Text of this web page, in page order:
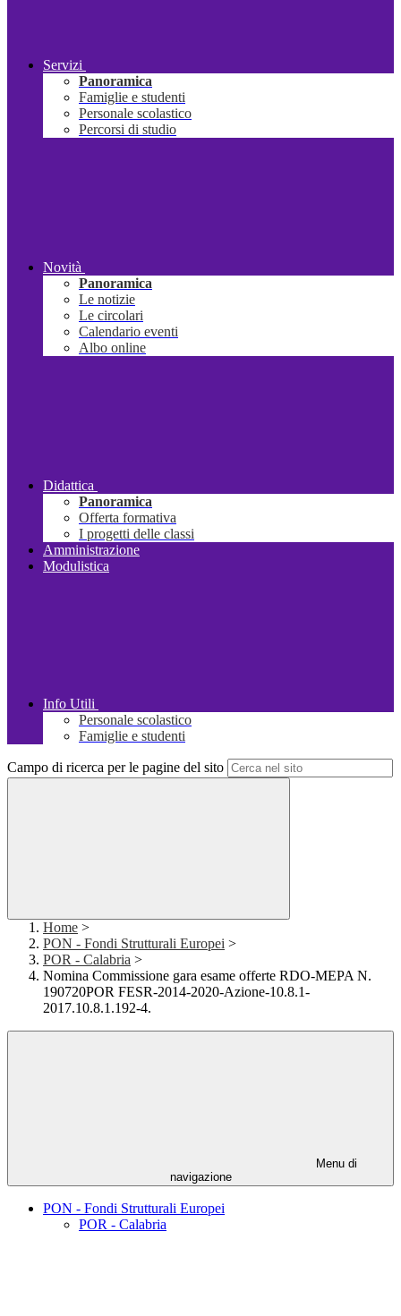
Servizi
Panoramica
Famiglie e studenti
Personale scolastico
Percorsi di studio
Novità
Panoramica
Le notizie
Le circolari
Calendario eventi
Albo online
Didattica
Panoramica
Offerta formativa
I progetti delle classi
Amministrazione
Modulistica
Info Utili
Personale scolastico
Famiglie e studenti
Campo di ricerca per le pagine del sito
Home >
PON - Fondi Strutturali Europei >
POR - Calabria >
Nomina Commissione gara esame offerte RDO-MEPA N.
190720POR FESR-2014-2020-Azione-10.8.1-
2017.10.8.1.192-4.
Menu di
navigazione
PON - Fondi Strutturali Europei
POR - Calabria